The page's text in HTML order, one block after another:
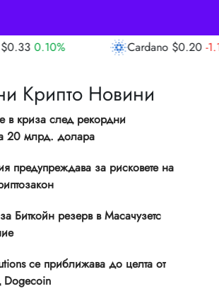
Cardano $0.20 -1.10%
Крипто Новини
в криза след рекордни
20 млрд. долара
предупреждава за рисковете на
Биткойн резерв в Масачузетс
се приближава до целта от